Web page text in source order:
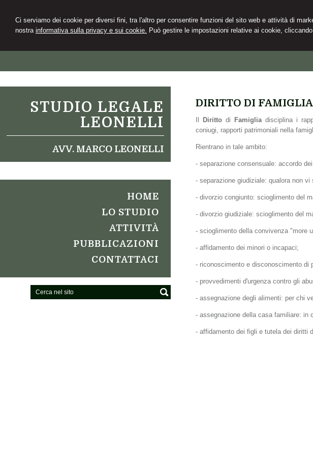
Ci serviamo dei cookie per diversi fini, tra l'altro per consentire funzioni del sito web e attività di
nostra informativa sulla privacy e sui cookie. Può gestire le impostazioni relative ai cookie,
STUDIO LEGALE
LEONELLI
AVV. MARCO LEONELLI
HOME
LO STUDIO
ATTIVITÀ
PUBBLICAZIONI
CONTATTACI
DIRITTO DI FAMIGLIA
Dirittodi Famiglia disciplina i
coniugi, rapporti patrimoniali nella
Rientrano in tale ambito:
- separazione consensuale: accordo
- separazione giudiziale: qualora non
- divorzio congiunto: scioglimento del
- divorzio giudiziale: scioglimento del
- scioglimento della convivenza "more
- affidamento dei minori o incapaci;
- riconoscimento e disconoscimento di
- provvedimenti d'urgenza contro gli
- assegnazione degli alimenti: per chi
- assegnazione della casa familiare: in
- affidamento dei figli e tutela dei diritti